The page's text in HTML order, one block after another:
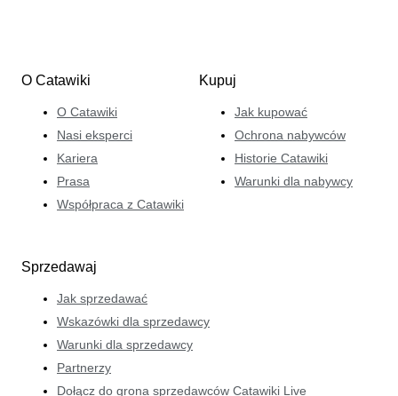
O Catawiki
O Catawiki
Nasi eksperci
Kariera
Prasa
Współpraca z Catawiki
Kupuj
Jak kupować
Ochrona nabywców
Historie Catawiki
Warunki dla nabywcy
Sprzedawaj
Jak sprzedawać
Wskazówki dla sprzedawcy
Warunki dla sprzedawcy
Partnerzy
Dołącz do grona sprzedawców Catawiki Live